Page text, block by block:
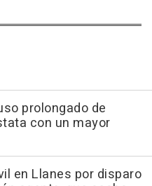
prolongado de
con un mayor
en Llanes por disparo